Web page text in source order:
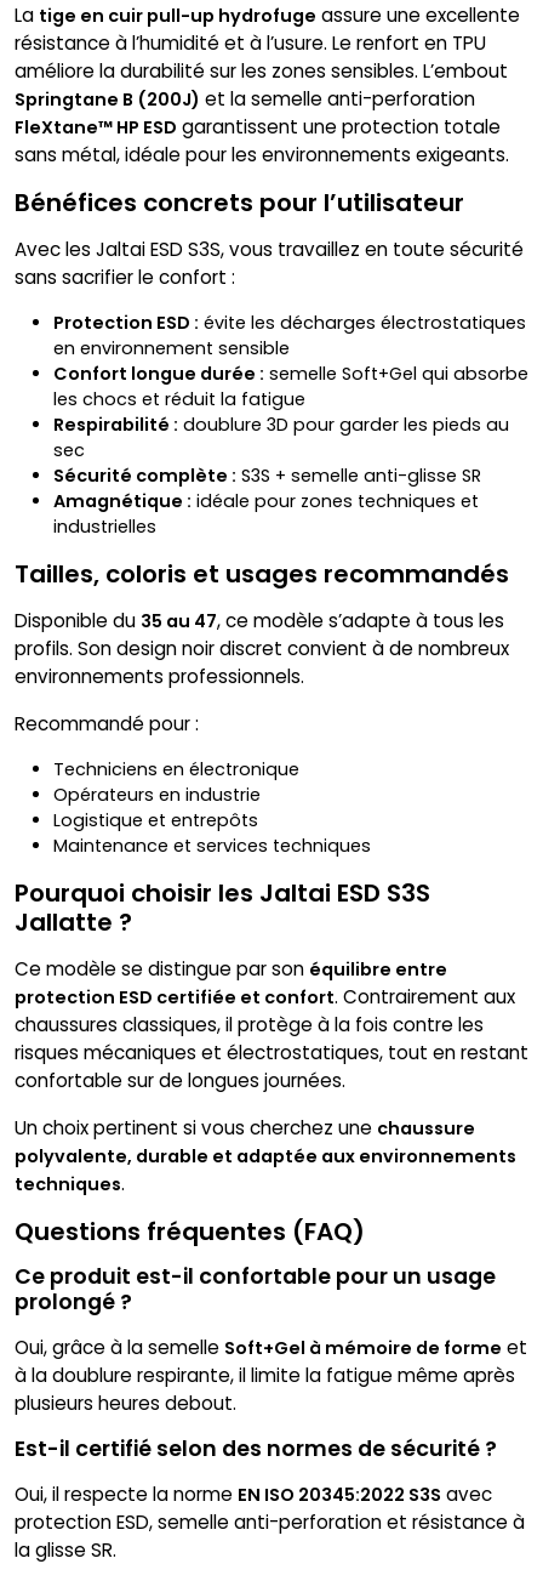
La tige en cuir pull-up hydrofuge assure une excellente
résistance à l’humidité et à l’usure. Le renfort en TPU
améliore la durabilité sur les zones sensibles. L’embout
Springtane B (200J) et la semelle anti-perforation
FleXtane™ HP ESD garantissent une protection totale
sans métal, idéale pour les environnements exigeants.
Bénéfices concrets pour l’utilisateur
Avec les Jaltai ESD S3S, vous travaillez en toute sécurité
sans sacrifier le confort :
Protection ESD : évite les décharges électrostatiques
en environnement sensible
Confort longue durée : semelle Soft+Gel qui absorbe
les chocs et réduit la fatigue
Respirabilité : doublure 3D pour garder les pieds au
sec
Sécurité complète : S3S + semelle anti-glisse SR
Amagnétique : idéale pour zones techniques et
industrielles
Tailles, coloris et usages recommandés
Disponible du 35 au 47, ce modèle s’adapte à tous les
profils. Son design noir discret convient à de nombreux
environnements professionnels.
Recommandé pour :
Techniciens en électronique
Opérateurs en industrie
Logistique et entrepôts
Maintenance et services techniques
Pourquoi choisir les Jaltai ESD S3S
Jallatte ?
Ce modèle se distingue par son équilibre entre
protection ESD certifiée et confort. Contrairement aux
chaussures classiques, il protège à la fois contre les
risques mécaniques et électrostatiques, tout en restant
confortable sur de longues journées.
Un choix pertinent si vous cherchez une chaussure
polyvalente, durable et adaptée aux environnements
techniques.
Questions fréquentes (FAQ)
Ce produit est-il confortable pour un usage
prolongé ?
Oui, grâce à la semelle Soft+Gel à mémoire de forme et
à la doublure respirante, il limite la fatigue même après
plusieurs heures debout.
Est-il certifié selon des normes de sécurité ?
Oui, il respecte la norme EN ISO 20345:2022 S3S avec
protection ESD, semelle anti-perforation et résistance à
la glisse SR.